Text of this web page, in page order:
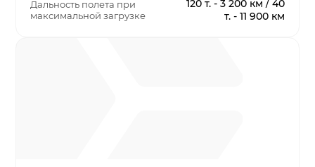
Дальность полета при
максимальной загрузке
120 т. - 3 200 км / 40
т. - 11 900 км